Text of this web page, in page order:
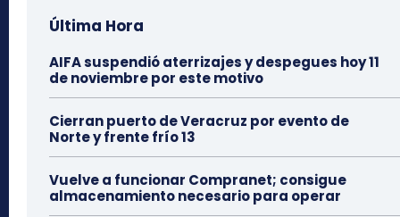
Última Hora
AIFA suspendió aterrizajes y despegues hoy 11
de noviembre por este motivo
Cierran puerto de Veracruz por evento de
Norte y frente frío 13
Vuelve a funcionar Compranet; consigue
almacenamiento necesario para operar